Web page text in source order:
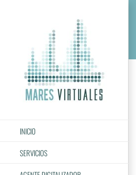
INICIO
SERVICIOS